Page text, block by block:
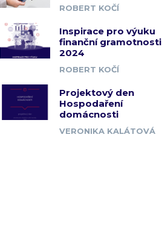
ROBERT KOČÍ
Inspirace pro výuku
finanční gramotnosti
2024
ROBERT KOČÍ
Projektový den
Hospodaření
domácnosti
VERONIKA KALÁTOVÁ